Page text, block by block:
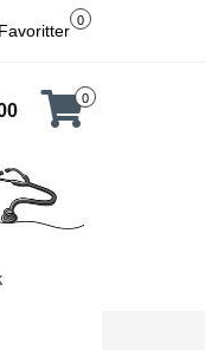
0
Favoritter
0